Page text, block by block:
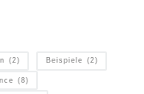
(2) Beispiele (2)
(8)